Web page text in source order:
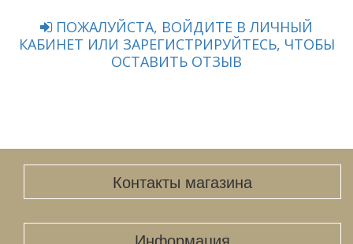
ПОЖАЛУЙСТА, ВОЙДИТЕ В ЛИЧНЫЙ
КАБИНЕТ ИЛИ ЗАРЕГИСТРИРУЙТЕСЬ, ЧТОБЫ
ОСТАВИТЬ ОТЗЫВ
Контакты магазина